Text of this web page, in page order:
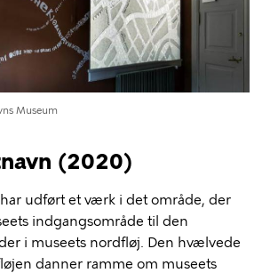
Museum
(2020)
udført et værk i det område, der
indgangsområde til den
i museets nordfløj. Den hvælvede
danner ramme om museets